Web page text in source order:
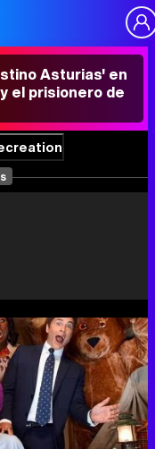
Asturias' en
el prisionero de